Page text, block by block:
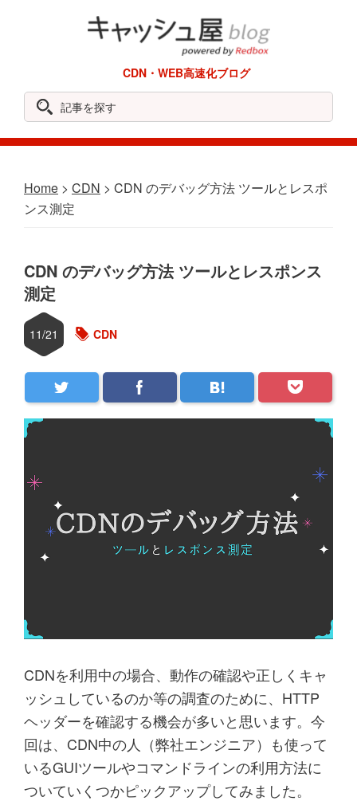
Labo
CDN・WEB高速化ブログ
記
事
を
す
Home > CDN > CDN のデバッグ方法 ツールとレスポ
ンス測定
CDN のデバッグ方法 ツールとレスポンス
測定
11/21 CDN
CDNを利用中の場合、動作の確認や正しくキャ
ッシュしているのか等の調査のために、HTTP
ヘッダーを確認する機会が多いと思います。今
回は、CDN中の人（弊社エンジニア）も使って
いるGUIツールやコマンドラインの利用方法に
ついていくつかピックアップしてみました。